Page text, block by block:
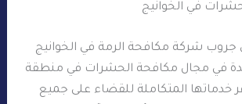
في الخوانيج
شركة مكافحة الرمة في الخوانيج
في مجال مكافحة الحشرات في منطقة
خدماتها المتكاملة للقضاء على جميع